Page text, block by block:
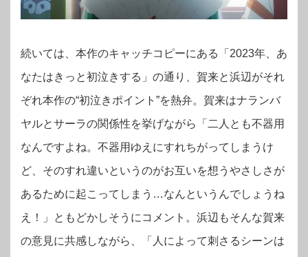
続いては、本作のキャッチコピーにある「2023年、あ
なたはきっと初泣きする」の通り、賀来と浜辺がそれ
ぞれ本作の“初泣きポイント”を熱弁。賀来はナランバ
ヤルとサーラの関係性を挙げながら「二人とも不器用
なんですよね。不器用ゆえにすれちがってしまうけ
ど、そのすれ違いというのがお互いを想うやさしさが
あるために起こってしまう…なんというんでしょうね
え！」ともどかしそうにコメント。浜辺もそんな賀来
の意見に共感しながら、「人によって刺さるシーンは